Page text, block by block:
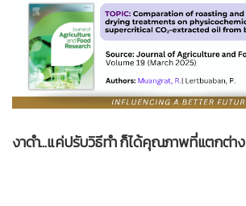
งาดำ…แค่ปรับวิธีทำ ก็ได้คุณภาพที่แตกต่าง